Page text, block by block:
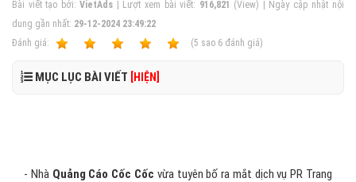
Bài viết tạo bởi:VietAds | Lượt xem bài viết: 916,821 (View) | Ngày cập nhật nội
dung gần nhất: 29-12-2024 23:49:22
Ðánh giá:
(5 sao 6 đánh giá)
MỤC LỤC BÀI VIẾT [HIỆN]
- Nhà Quảng Cáo Cốc Cốc vừa tuyên bố ra mắt dịch vụ PR Trang